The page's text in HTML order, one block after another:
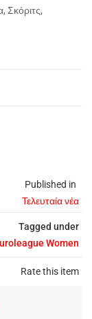
Published in
Τελευταία νέα
Tagged under
Women
Rate this item
Σκόριτς,